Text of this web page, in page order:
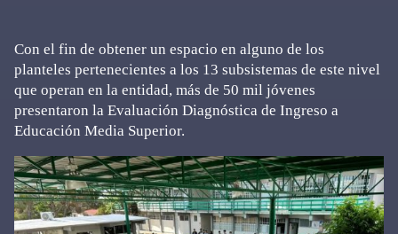
Con el fin de obtener un espacio en alguno de los
planteles pertenecientes a los 13 subsistemas de este nivel
que operan en la entidad, más de 50 mil jóvenes
presentaron la Evaluación Diagnóstica de Ingreso a
Educación Media Superior.